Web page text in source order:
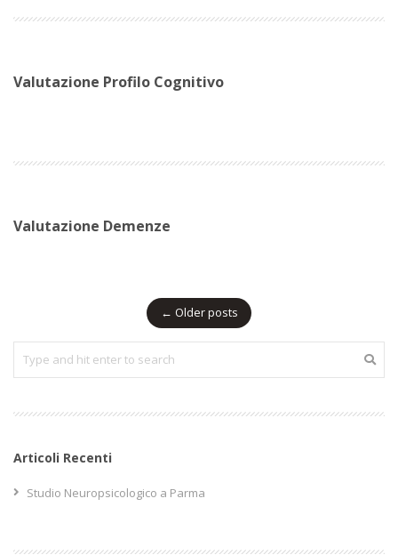
Valutazione Profilo Cognitivo
Valutazione Demenze
← Older posts
Articoli Recenti
Studio Neuropsicologico a Parma